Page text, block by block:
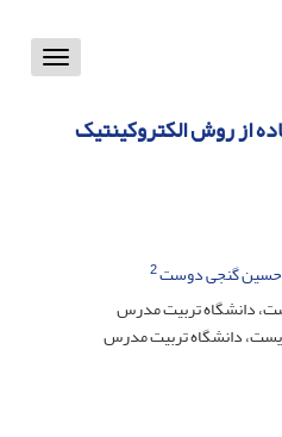
Toggle
از روش الکتروکینتیک
حسین گنجی دوست2
دانشگاه تربیت مدرس
دانشگاه تربیت مدرس